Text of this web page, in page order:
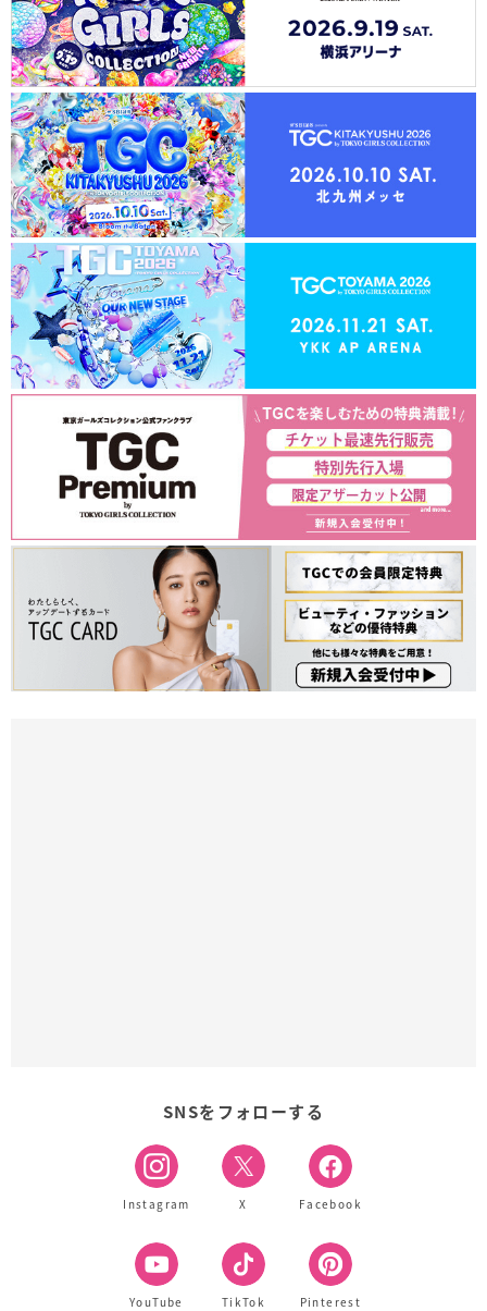
SNSをフォローする
Instagram X Facebook
YouTube TikTok Pinterest